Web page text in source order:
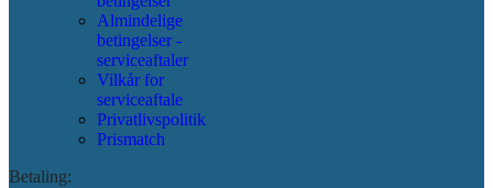
Almindelige
betingelser -
serviceaftaler
Vilkår for
serviceaftale
Privatlivspolitik
Prismatch
Betaling: